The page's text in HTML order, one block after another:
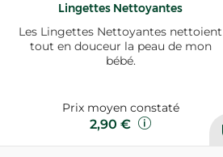
Lingettes Nettoyantes
Les Lingettes Nettoyantes nettoient
tout en douceur la peau de mon
bébé.
Prix moyen constaté
2,90 €